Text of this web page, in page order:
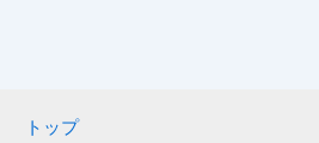
トップ